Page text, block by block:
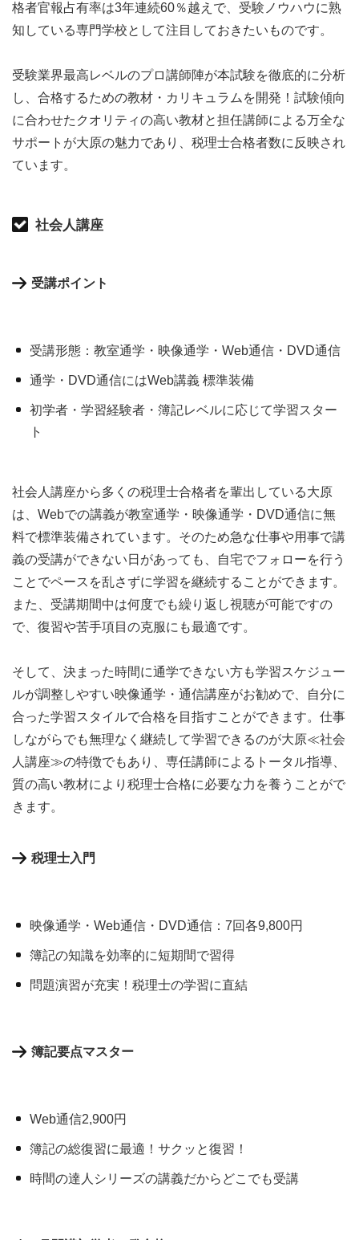
格者官報占有率は3年連続60％越えで、受験ノウハウに熟
知している専門学校として注目しておきたいものです。
受験業界最高レベルのプロ講師陣が本試験を徹底的に分析
し、合格するための教材・カリキュラムを開発！試験傾向
に合わせたクオリティの高い教材と担任講師による万全な
サポートが大原の魅力であり、税理士合格者数に反映され
ています。
社会人講座
受講ポイント
受講形態：教室通学・映像通学・Web通信・DVD通信
通学・DVD通信にはWeb講義 標準装備
初学者・学習経験者・簿記レベルに応じて学習スター
ト
社会人講座から多くの税理士合格者を輩出している大原
は、Webでの講義が教室通学・映像通学・DVD通信に無
料で標準装備されています。そのため急な仕事や用事で講
義の受講ができない日があっても、自宅でフォローを行う
ことでペースを乱さずに学習を継続することができます。
また、受講期間中は何度でも繰り返し視聴が可能ですの
で、復習や苦手項目の克服にも最適です。
そして、決まった時間に通学できない方も学習スケジュー
ルが調整しやすい映像通学・通信講座がお勧めで、自分に
合った学習スタイルで合格を目指すことができます。仕事
しながらでも無理なく継続して学習できるのが大原≪社会
人講座≫の特徴でもあり、専任講師によるトータル指導、
質の高い教材により税理士合格に必要な力を養うことがで
きます。
税理士入門
映像通学・Web通信・DVD通信：7回各9,800円
簿記の知識を効率的に短期間で習得
問題演習が充実！税理士の学習に直結
簿記要点マスター
Web通信2,900円
簿記の総復習に最適！サクッと復習！
時間の達人シリーズの講義だからどこでも受講